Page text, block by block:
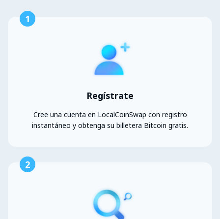
1
Regístrate
Cree una cuenta en LocalCoinSwap con registro
instantáneo y obtenga su billetera Bitcoin gratis.
2